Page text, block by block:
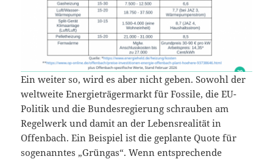
Ein weiter so, wird es aber nicht geben. Sowohl der
weltweite Energieträgermarkt für Fossile, die EU-
Politik und die Bundesregierung schrauben am
Regelwerk und damit an der Lebensrealität in
Offenbach. Ein Beispiel ist die geplante Quote für
sogenanntes „Grüngas“. Wenn entsprechende